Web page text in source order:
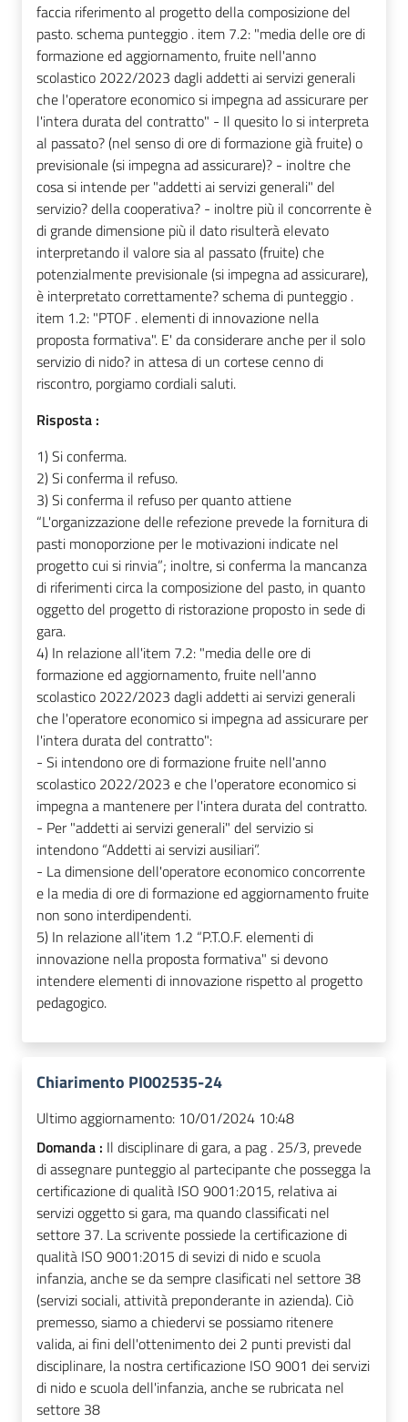
faccia riferimento al progetto della composizione del
pasto. schema punteggio . item 7.2: "media delle ore di
formazione ed aggiornamento, fruite nell'anno
scolastico 2022/2023 dagli addetti ai servizi generali
che l'operatore economico si impegna ad assicurare per
l'intera durata del contratto" - Il quesito lo si interpreta
al passato? (nel senso di ore di formazione già fruite) o
previsionale (si impegna ad assicurare)? - inoltre che
cosa si intende per "addetti ai servizi generali" del
servizio? della cooperativa? - inoltre più il concorrente è
di grande dimensione più il dato risulterà elevato
interpretando il valore sia al passato (fruite) che
potenzialmente previsionale (si impegna ad assicurare),
è interpretato correttamente? schema di punteggio .
item 1.2: "PTOF . elementi di innovazione nella
proposta formativa". E' da considerare anche per il solo
servizio di nido? in attesa di un cortese cenno di
riscontro, porgiamo cordiali saluti.
Risposta :
1) Si conferma.
2) Si conferma il refuso.
3) Si conferma il refuso per quanto attiene
“L'organizzazione delle refezione prevede la fornitura di
pasti monoporzione per le motivazioni indicate nel
progetto cui si rinvia”; inoltre, si conferma la mancanza
di riferimenti circa la composizione del pasto, in quanto
oggetto del progetto di ristorazione proposto in sede di
gara.
4) In relazione all'item 7.2: "media delle ore di
formazione ed aggiornamento, fruite nell'anno
scolastico 2022/2023 dagli addetti ai servizi generali
che l'operatore economico si impegna ad assicurare per
l'intera durata del contratto":
- Si intendono ore di formazione fruite nell'anno
scolastico 2022/2023 e che l'operatore economico si
impegna a mantenere per l'intera durata del contratto.
- Per "addetti ai servizi generali" del servizio si
intendono “Addetti ai servizi ausiliari”.
- La dimensione dell'operatore economico concorrente
e la media di ore di formazione ed aggiornamento fruite
non sono interdipendenti.
5) In relazione all'item 1.2 “P.T.O.F. elementi di
innovazione nella proposta formativa" si devono
intendere elementi di innovazione rispetto al progetto
pedagogico.
Chiarimento PI002535-24
Ultimo aggiornamento: 10/01/2024 10:48
Domanda : Il disciplinare di gara, a pag . 25/3, prevede
di assegnare punteggio al partecipante che possegga la
certificazione di qualità ISO 9001:2015, relativa ai
servizi oggetto si gara, ma quando classificati nel
settore 37. La scrivente possiede la certificazione di
qualità ISO 9001:2015 di sevizi di nido e scuola
infanzia, anche se da sempre clasificati nel settore 38
(servizi sociali, attività preponderante in azienda). Ciò
premesso, siamo a chiedervi se possiamo ritenere
valida, ai fini dell'ottenimento dei 2 punti previsti dal
disciplinare, la nostra certificazione ISO 9001 dei servizi
di nido e scuola dell'infanzia, anche se rubricata nel
settore 38